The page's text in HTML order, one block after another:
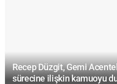
Recep Düzgit, Gemi
sürecine ilişkin kamuoyu